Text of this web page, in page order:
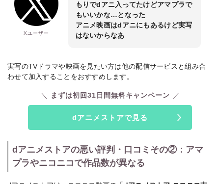
Xユーザー
もりでdアニ入ってたけどアマプラで
もいいかな…となった
アニメ映画はdアニにもあるけど実写
はないからなあ
実写のTVドラマや映画を見たい方は他の配信サービスと組み合
わせて加入することをおすすめします。
まずは初回31日間無料キャンペーン
dアニメストアで見る
dアニメストアの悪い評判・口コミその②：アマ
プラやニコニコで作品数が異なる